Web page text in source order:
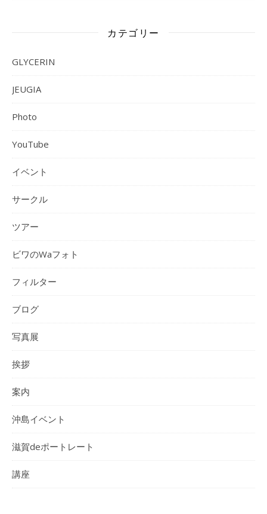
カテゴリー
GLYCERIN
JEUGIA
Photo
YouTube
イベント
サークル
ツアー
ビワのWaフォト
フィルター
ブログ
写真展
挨拶
案内
沖島イベント
滋賀deポートレート
講座